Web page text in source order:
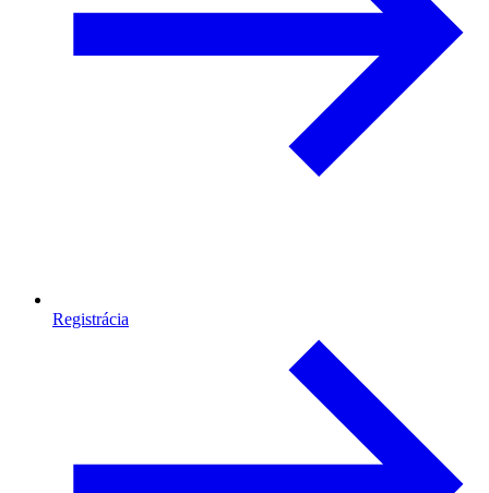
Registrácia